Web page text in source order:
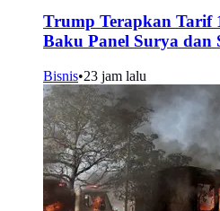
Trump Terapkan Tarif
Baku Panel Surya dan
Bisnis•23 jam lalu